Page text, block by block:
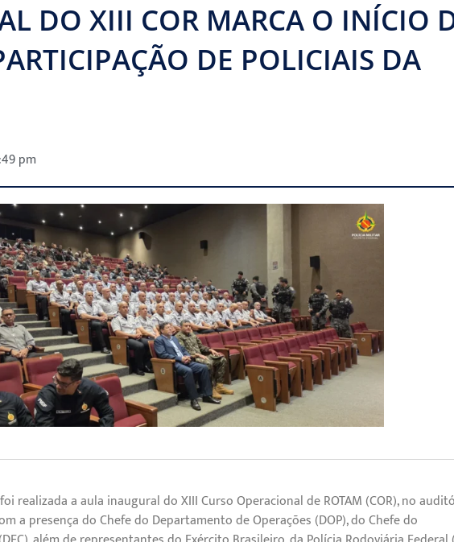
DO XIII COR MARCA O INÍCIO
DE POLICIAIS DA
pm
realizada a aula inaugural do XIII Curso Operacional de ROTAM (COR), no
a presença do Chefe do Departamento de Operações (DOP), do Chefe do